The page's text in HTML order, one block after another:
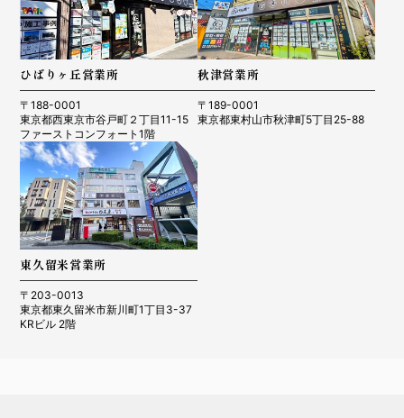
ひばりヶ丘営業所
〒188-0001
東京都西東京市谷戸町２丁目11-15
ファーストコンフォート1階
秋津営業所
〒189-0001
東京都東村山市秋津町5丁目25-88
東久留米営業所
〒203-0013
東京都東久留米市新川町1丁目3-37
KRビル 2階